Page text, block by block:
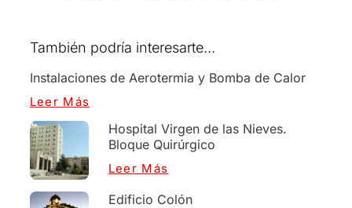
También podría interesarte...
Instalaciones de Aerotermia y Bomba de Calor
Leer Más
Hospital Virgen de las Nieves.
Bloque Quirúrgico
Leer Más
Edificio Colón